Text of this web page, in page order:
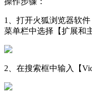
1、打开火狐浏览器软
菜单栏中选择【扩展和
2、在搜索框中输入【